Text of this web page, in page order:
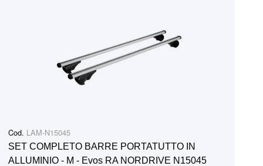
Cod. LAM-N15045
SET COMPLETO BARRE PORTATUTTO IN
ALLUMINIO - M - Evos RA NORDRIVE N15045